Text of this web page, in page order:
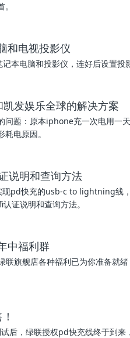
和电视投影仪
本电脑和投影仪，连好后设置
发娱乐全球的解决方案
问题：原本iphone充一次电用一
电原因。
说明和查询方法
pd快充的usb-c to lightning线
证说明和查询方法。
中福利群
联旗舰店各种福利已为你准备就
后，绿联授权pd快充线终于到